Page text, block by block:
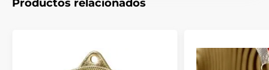
Productos relacionados